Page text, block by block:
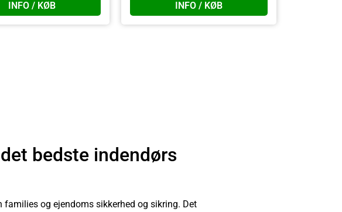
INFO / KØB INFO / KØB
bedste indendørs
og ejendoms sikkerhed og sikring. Det